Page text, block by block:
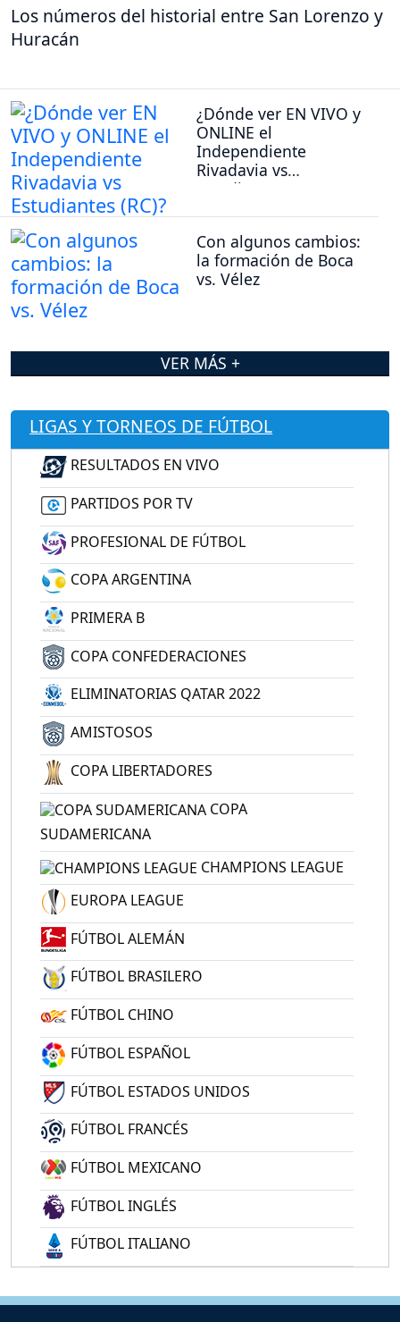
Los números del historial entre San Lorenzo y
Huracán
¿Dónde ver EN VIVO y
ONLINE el
Independiente
Rivadavia vs
Estudiantes (RC)?
Con algunos cambios:
la formación de Boca
vs. Vélez
VER MÁS +
LIGAS Y TORNEOS DE FÚTBOL
RESULTADOS EN VIVO
PARTIDOS POR TV
PROFESIONAL DE FÚTBOL
COPA ARGENTINA
PRIMERA B
COPA CONFEDERACIONES
ELIMINATORIAS QATAR 2022
AMISTOSOS
COPA LIBERTADORES
COPA
SUDAMERICANA
CHAMPIONS LEAGUE
EUROPA LEAGUE
FÚTBOL ALEMÁN
FÚTBOL BRASILERO
FÚTBOL CHINO
FÚTBOL ESPAÑOL
FÚTBOL ESTADOS UNIDOS
FÚTBOL FRANCÉS
FÚTBOL MEXICANO
FÚTBOL INGLÉS
FÚTBOL ITALIANO